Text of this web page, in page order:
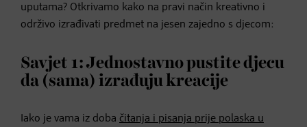
uputama? Otkrivamo kako na pravi način kreativno i
održivo izrađivati predmet na jesen zajedno s djecom:
Savjet 1: Jednostavno pustite djecu
da (sama) izrađuju kreacije
Iako je vama iz doba čitanja i pisanja prije polaska u